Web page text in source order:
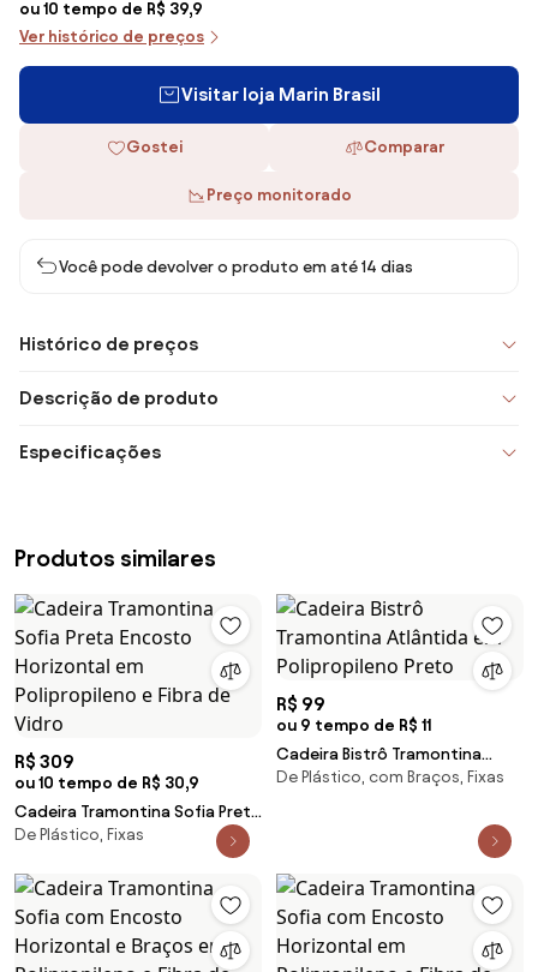
ou 10 tempo de R$ 39,9
Ver histórico de preços
Visitar loja Marin Brasil
Gostei Comparar
Preço monitorado
Você pode devolver o produto em até 14 dias
Histórico de preços
Descrição de produto
Especificações
Produtos similares
R$ 309
ou 10 tempo de R$ 30,9
Cadeira Tramontina Sofia Preta
Encosto Horizontal em
Polipropileno e Fibra de Vidro
De Plástico, Fixas
R$ 99
ou 9 tempo de R$ 11
Cadeira Bistrô Tramontina
Atlântida em Polipropileno
De Plástico, com Braços, Fixas